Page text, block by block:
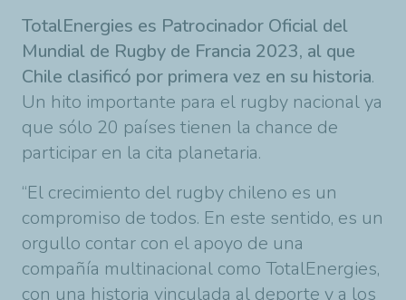
TotalEnergies es Patrocinador Oficial del
Mundial de Rugby de Francia 2023, al que
Chile clasificó por primera vez en su historia.
Un hito importante para el rugby nacional ya
que sólo 20 países tienen la chance de
participar en la cita planetaria.
“El crecimiento del rugby chileno es un
compromiso de todos. En este sentido, es un
orgullo contar con el apoyo de una
compañía multinacional como TotalEnergies,
con una historia vinculada al deporte y a los